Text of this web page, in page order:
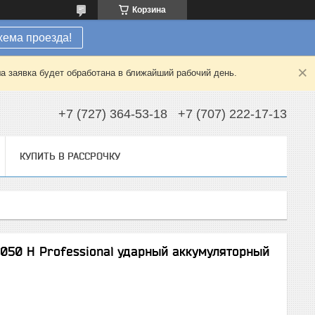
Корзина
проезда!
будет обработана в ближайший рабочий день.
+7 (727) 364-53-18 +7 (707) 222-17-13
КУПИТЬ В РАССРОЧКУ
H Professional ударный аккумуляторный